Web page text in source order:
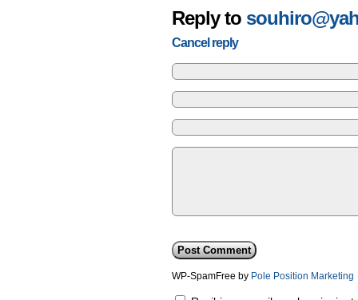
Reply to
Cancel reply
WP-SpamFree by Pole Position Marketing